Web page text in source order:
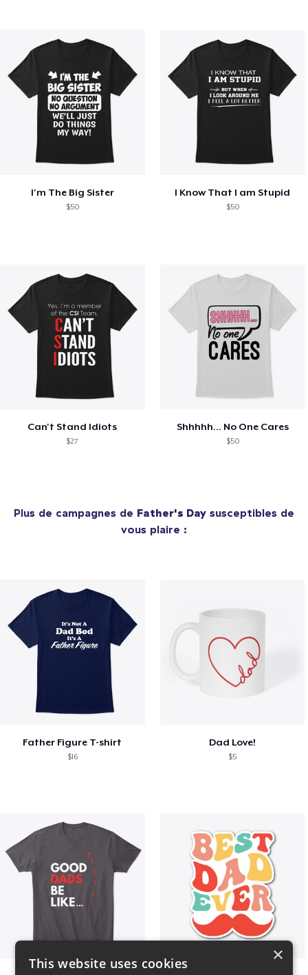
I'm The Big Sister
$50
I Know That I am Stupid
$50
Can't Stand Idiots
$27
Shhhhh... No One Cares
$50
Plus de campagnes de Father's Day susceptibles de
vous plaire :
Father Figure T-shirt
$16
Dad Love!
$5
×
This website uses cookies